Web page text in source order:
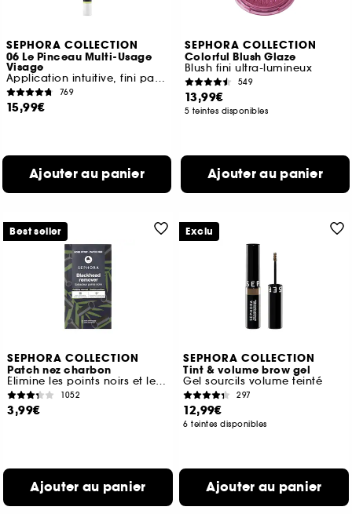
SEPHORA COLLECTION
06 Le Pinceau Multi-Usage
Visage
Application intuitive, fini parfait
769
15,99€
Ajouter au panier
SEPHORA COLLECTION
Colorful Blush Glaze
Blush fini ultra-lumineux
549
13,99€
5 teintes disponibles
Ajouter au panier
SEPHORA COLLECTION
Patch nez charbon
Élimine les points noirs et les impuretés
1052
3,99€
Ajouter au panier
Best seller
SEPHORA COLLECTION
Tint & volume brow gel
Gel sourcils volume teinté
297
12,99€
6 teintes disponibles
Ajouter au panier
Exclu